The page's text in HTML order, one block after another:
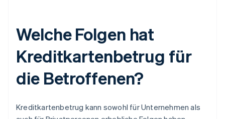
Welche Folgen hat
Kreditkartenbetrug für
die Betroffenen?
Kreditkartenbetrug kann sowohl für Unternehmen als